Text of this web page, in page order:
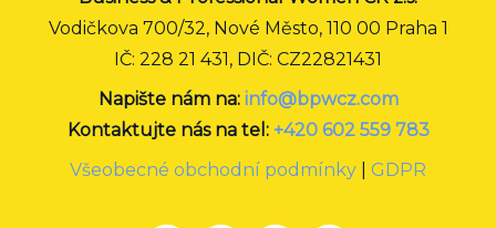
Vodičkova 700/32, Nové Město, 110 00 Praha 1
IČ: 228 21 431, DIČ: CZ22821431
Napište nám na: info@bpwcz.com
Kontaktujte nás na tel: +420 602 559 783
Všeobecné obchodní podmínky
GDPR